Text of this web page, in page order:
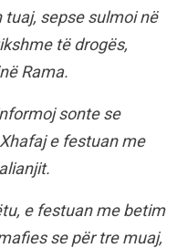
sepse sulmoi në
të drogës,
Rama.
sonte se
e festuan me
e festuan me betim
se për tre muaj,